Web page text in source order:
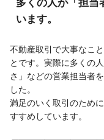
います。
不動産取引で大事なこ
とです。実際に多くの
さ」などの営業担当者
した。
満足のいく取引のため
すすめしています。